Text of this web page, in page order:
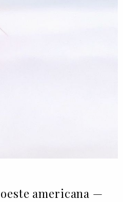
americana —